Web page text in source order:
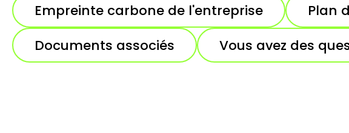
Empreinte carbone de l'entreprise Plan
Documents associés
Vous avez des